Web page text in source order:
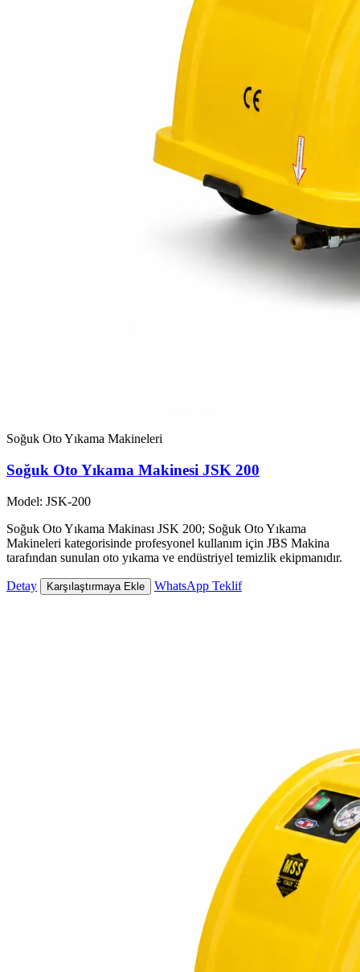
Soğuk Oto Yıkama Makineleri
Soğuk Oto Yıkama Makinesi JSK 200
Model: JSK-200
Soğuk Oto Yıkama Makinası JSK 200; Soğuk Oto Yıkama
Makineleri kategorisinde profesyonel kullanım için JBS Makina
tarafından sunulan oto yıkama ve endüstriyel temizlik ekipmanıdır.
Detay Karşılaştırmaya Ekle WhatsApp Teklif